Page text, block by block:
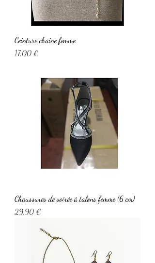
Ceinture chaîne femme
Prix
17,00 €
Chaussures de soirée à talons femme (6 cm)
Prix
29,90 €